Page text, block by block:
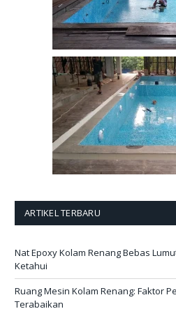
ARTIKEL TERBARU
Nat Epoxy Kolam Renang Bebas
Ketahui
Ruang Mesin Kolam Renang: Faktor
Terabaikan